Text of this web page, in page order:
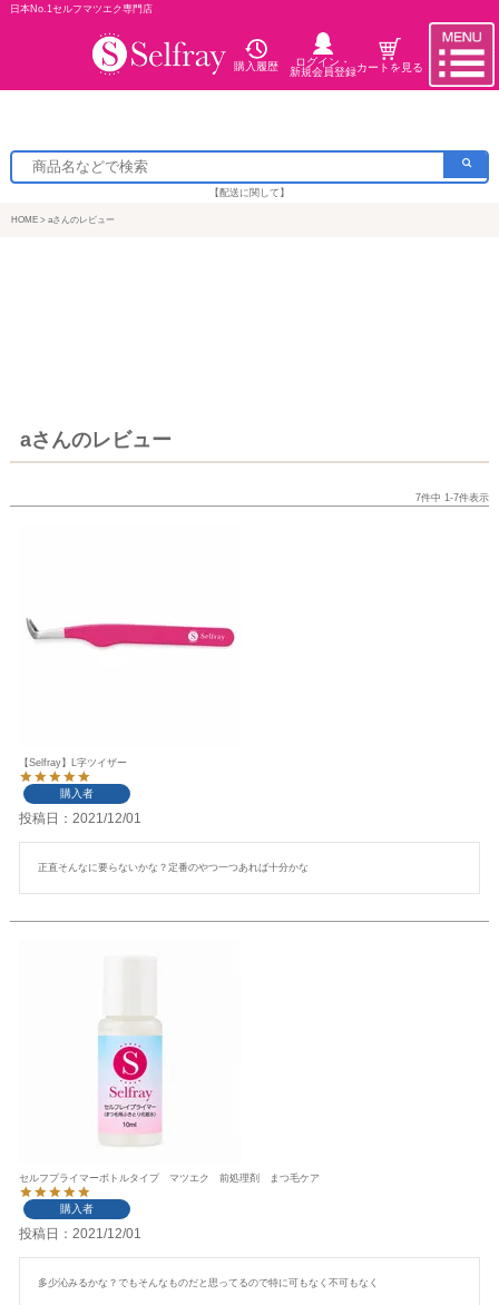
日本No.1セルフマツエク専門店
購入履歴
ログイン・
新規会員登録カートを見る
【配送に関して】
HOME aさんのレビュー
aさんのレビュー
7件中 1-7件表示
【Selfray】L字ツイザー
購入者
投稿日 2021/12/01
正直そんなに要らないかな？定番のやつ一つあれば十分かな
セルフプライマーボトルタイプ マツエク 前処理剤 まつ毛ケア
購入者
投稿日 2021/12/01
多少沁みるかな？でもそんなものだと思ってるので特に可もなく不可もなく